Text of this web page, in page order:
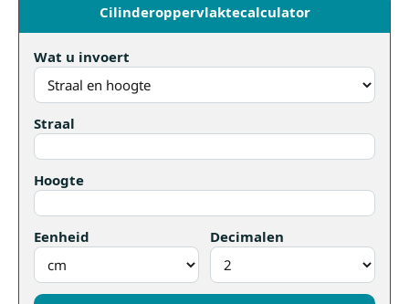
Cilinderoppervlaktecalculator
Wat u invoert
Straal
Hoogte
Eenheid Decimalen